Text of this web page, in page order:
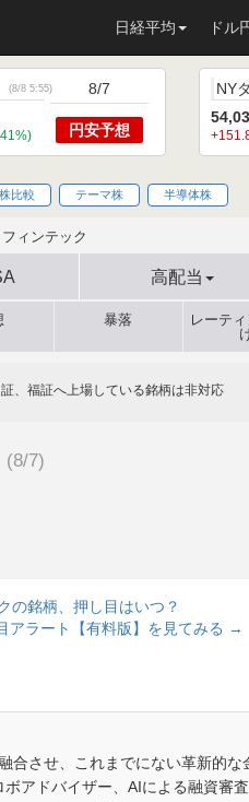
日経平均 ドル
(8/8 5:55) 8/7
円安予想
NY
比較 テーマ株 半導体株
フィンテック
高配当
暴落
レーテ
、福証へ上場している銘柄は非対応
(8/7)
の銘柄、押し目はいつ？
アラート【有料版】を見てみる →
合させ、これまでにない革新的な
アドバイザー、AIによる融資審